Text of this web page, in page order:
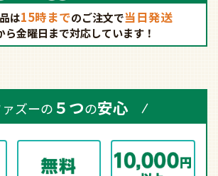
は15時までのご注文で当日発送
ら金曜日まで対応しています！
ズーの５つの安心